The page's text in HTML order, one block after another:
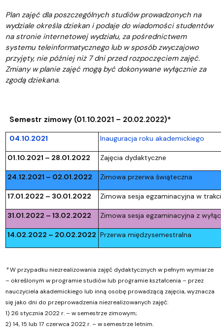
Plan zajęć dla poszczególnych studiów prowadzonych na
wydziale określa dziekan i podaje do wiadomości studentów
na stronie internetowej wydziału, za pośrednictwem
systemu teleinformatycznego lub w sposób zwyczajowo
przyjęty, nie później niż 7 dni przed rozpoczęciem zajęć.
Zmiany w planie zajęć mogą być dokonywane wyłącznie za
zgodą dziekana.
Semestr zimowy (01.10.2021 – 20.02.2022)*
04.10.2021 Inauguracja roku akademickiego
01.10.2021 – 28.01.2022 Zajęcia dydaktyczne
24.12.2021 – 02.01.2022 Zimowa przerwa świąteczna
17.01.2022 – 30.01.2022 Zimowa sesja egzaminacyjna w
31.01.2022 – 13.02.2022 Zimowa sesja egzaminacyjna z
14.02.2022 – 20.02.2022 Przerwa międzysemestralna
*W przypadku niezrealizowania zajęć dydaktycznych w pełnym wymiarze
– określonym w programie studiów lub programie kształcenia – przez
nauczyciela akademickiego lub inną osobę prowadzącą zajęcia, wyznacza
się jako dni do przeprowadzenia niezrealizowanych zajęć:
1) 26 stycznia 2022 r. – w semestrze zimowym;
2) 14, 15 lub 17 czerwca 2022 r. – w semestrze letnim.